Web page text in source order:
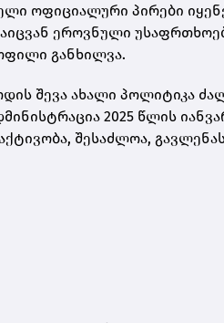
ოფიციალური პირები
ეროვნული
განხილვა.
შევა ახალი პოლიტიკა
2025 წლის
შესაძლოა,